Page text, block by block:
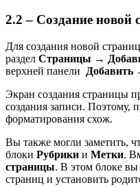
2.2 – Создание новой
Для создания новой
раздел Страницы →
верхней панели
Добавить
Экран создания страницы
создания записи. Поэтому,
форматирования схож.
Вы также могли заметить,
блоки Рубрики и Метки.
страницы. В этом блоке
страниц и установить